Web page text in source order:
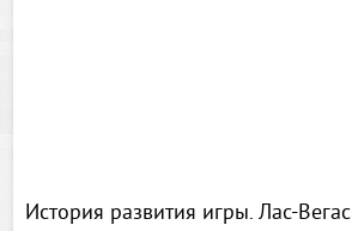
История развития игры. Лас-Вегас